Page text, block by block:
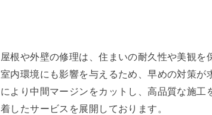
屋根や外壁の修理は、住まいの耐久性や美観
室内環境にも影響を与えるため、早めの対策
により中間マージンをカットし、高品質な施
着したサービスを展開しております。